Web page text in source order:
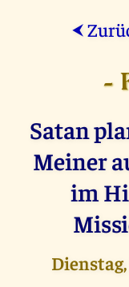
⮜
-
Satan
Meiner
im